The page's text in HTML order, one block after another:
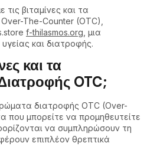
βιταμίνες και τα
The-Counter (OTC),
f-thilasmos.org , μια
και διατροφής.
και τα
OTC;
διατροφής OTC (Over-
που μπορείτε να προμηθευτείτε
να συμπληρώσουν τη
επιπλέον θρεπτικά